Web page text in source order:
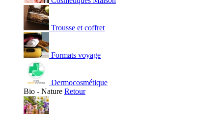
Trousse et coffret
Formats voyage
Dermocosmétique
Bio - Nature Retour